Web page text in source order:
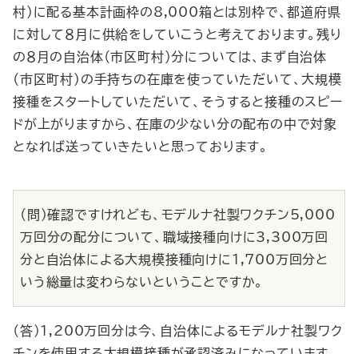
村）に配る基本計画枠の8,000箱とは別枠で、都道府県
に対して８月に供給をしていこうと考えております。残り
の８月の自治体（市区町村）分については、まず自治体
（市区町村）の手持ちの在庫を使っていただいて、大規模
接種をスタートしていただいて、そうすると接種のスピー
ドが上がりますから、在庫の少ない分の配布の中で対象
となれば送っていきたいと思っております。
（問）確認ですけれども、モデルナ社製ワクチン5,000
万回分の配分について、職域接種向けに3,300万回
分と自治体による大規模接種向けに1,700万回分と
いう総量は変わらないということですか。
（答）1,200万回分は今、自治体によるモデルナ社製ワク